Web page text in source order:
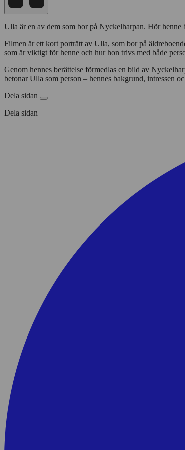
Ulla är en av dem som bor på Nyckelharpan. Hör
Filmen är ett kort porträtt av Ulla, som bor på
som är viktigt för henne och hur hon trivs med både
Genom hennes berättelse förmedlas en bild av
betonar Ulla som person – hennes bakgrund, intressen
Dela sidan
Dela sidan